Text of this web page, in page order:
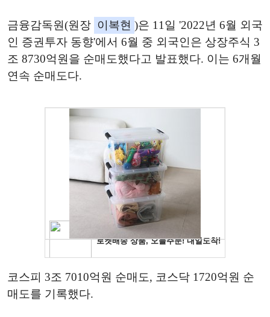
금융감독원(원장 이복현 )은 11일 '2022년 6월 외국
인 증권투자 동향'에서 6월 중 외국인은 상장주식 3
조 8730억원을 순매도했다고 발표했다. 이는 6개월
연속 순매도다.
코스피 3조 7010억원 순매도, 코스닥 1720억원 순
매도를 기록했다.